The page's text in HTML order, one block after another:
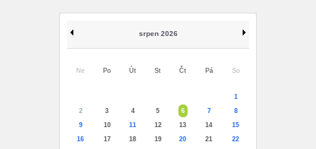
srpen 2026
Ne Po Út St Čt Pá So
1
2
3 4 5 6 7
8
9
10 11 12 13 14
15
16
17 18 19 20 21
22